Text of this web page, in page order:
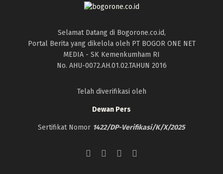
Selamat Datang di Bogorone.co.id,
Portal Berita yang dikelola oleh PT BOGOR ONE NET
MEDIA - SK Kemenkumham RI
No. AHU-0072.AH.01.02.TAHUN 2016
Telah diverifikasi oleh
Dewan Pers
Sertifikat Nomor 1422/DP-Verifikasi/K/X/2025